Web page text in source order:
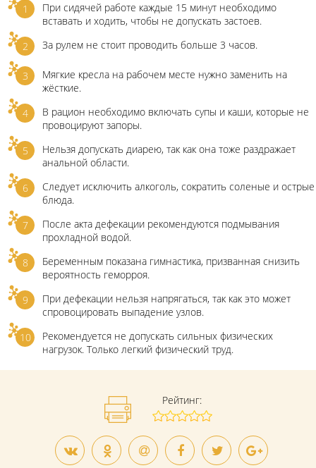
При сидячей работе каждые 15 минут необходимо
вставать и ходить, чтобы не допускать застоев.
За рулем не стоит проводить больше 3 часов.
Мягкие кресла на рабочем месте нужно заменить на
жёсткие.
В рацион необходимо включать супы и каши, которые не
провоцируют запоры.
Нельзя допускать диарею, так как она тоже раздражает
анальной области.
Следует исключить алкоголь, сократить соленые и острые
блюда.
После акта дефекации рекомендуются подмывания
прохладной водой.
Беременным показана гимнастика, призванная снизить
вероятность геморроя.
При дефекации нельзя напрягаться, так как это может
спровоцировать выпадение узлов.
Рекомендуется не допускать сильных физических
нагрузок. Только легкий физический труд.
Рейтинг: